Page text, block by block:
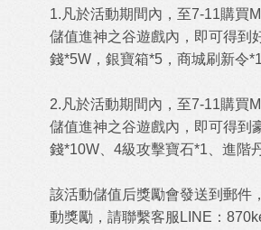
1.凡於活動期間內，至7-11購買
儲值進神之谷遊戲內，即可得到
錢*5W，銀寶箱*5，商城刷新令
2.凡於活動期間內，至7-11購買
儲值進神之谷遊戲內，即可得到
錢*10W、4級攻擊寶石*1、進階
該活動儲值后獎勵會發送到郵件
動獎勵，請聯繫客服LINE：